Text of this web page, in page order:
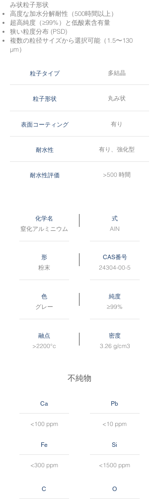
み状粒子形状
高度な加水分解耐性（500時間以上）
超高純度（≥99%）と低酸素含有量
狭い粒度分布 (PSD)
複数の粒径サイズから選択可能（1.5〜130
μm）
粒子タイプ 多結晶
粒子形状 丸み状
表面コーティング 有り
耐水性 有り、強化型
耐水性評価 >500 時間
化学名
窒化アルミニウム
式
AlN
形
粉末 24304-00-5
CAS番号
色
グレー
純度
≥99%
融点
>2200°c
密度
3.26 g/cm3
不純物
<100 ppm
Ca
<10 ppm
Pb
<300 ppm
Fe
<1500 ppm
Si
C O